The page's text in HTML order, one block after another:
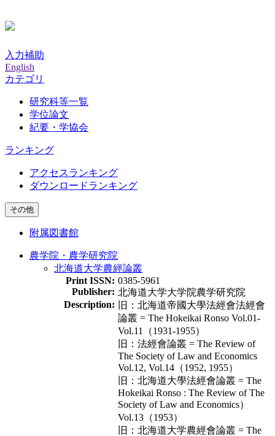
入力補助
English
カテゴリ
研究科等一覧
学位論文
紀要・学協会
ランキング
アクセスランキング
ダウンロードランキング
その他
附属図書館
農学院・農学研究院
北海道大学農經論叢
Print ISSN: 0385-5961
Publisher: 北海道大学大学院農学研究院
Description:
旧：北海道帝國大學法經會法經會
論叢 = The Hokeikai Ronso Vol.01-
Vol.11（1931-1955）
旧：法經會論叢 = The Review of
The Society of Law and Economics
Vol.12, Vol.14（1952, 1955）
旧：北海道大學法經會論叢 = The
Hokeikai Ronso : The Review of The
Society of Law and Economics）
Vol.13（1953）
旧：北海道大学農經會論叢 = The